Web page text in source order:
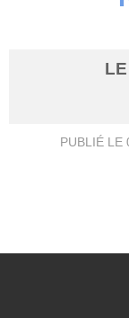
LE
PUBLIÉ LE